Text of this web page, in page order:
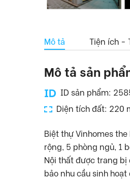
Mô tả Tiện ích -
Mô tả sản
ID sản phẩm:
Diện tích đất: 220
Biệt thự Vinhomes
rộng, 5 phòng ngủ, 1
Nội thất được trang
bảo nhu cầu sinh